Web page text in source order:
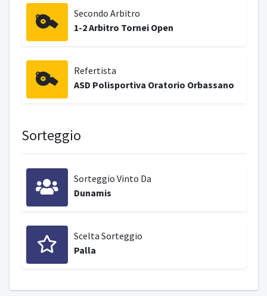
Secondo Arbitro
1-2 Arbitro Tornei Open
Refertista
ASD Polisportiva Oratorio Orbassano
Sorteggio
Sorteggio Vinto Da
Dunamis
Scelta Sorteggio
Palla